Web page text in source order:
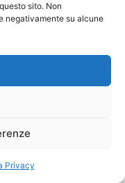
sito. Non
negativamente su alcune
Privacy
(LC)